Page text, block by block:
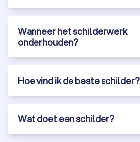
Wanneer het schilderwerk
onderhouden?
Hoe vind ik de beste schilder?
Wat doet een schilder?